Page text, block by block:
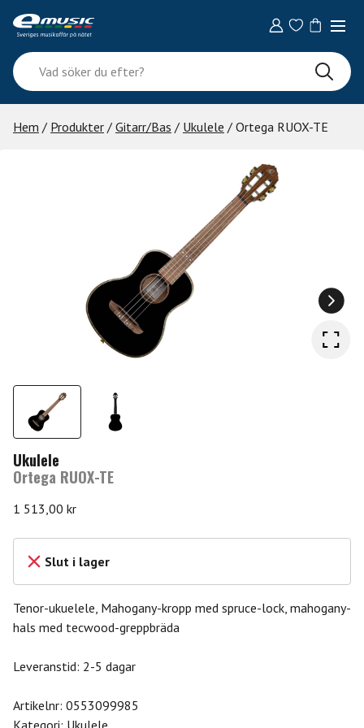
content
Vad
söker
du
efter?
Hem / Produkter / Gitarr/Bas / Ukulele / Ortega RUOX-TE
Ukulele
Ortega RUOX-TE
1 513,00 kr
Slut i lager
Tenor-ukuelele, Mahogany-kropp med spruce-lock, mahogany-
hals med tecwood-greppbräda
Leveranstid: 2-5 dagar
Artikelnr: 0553099985